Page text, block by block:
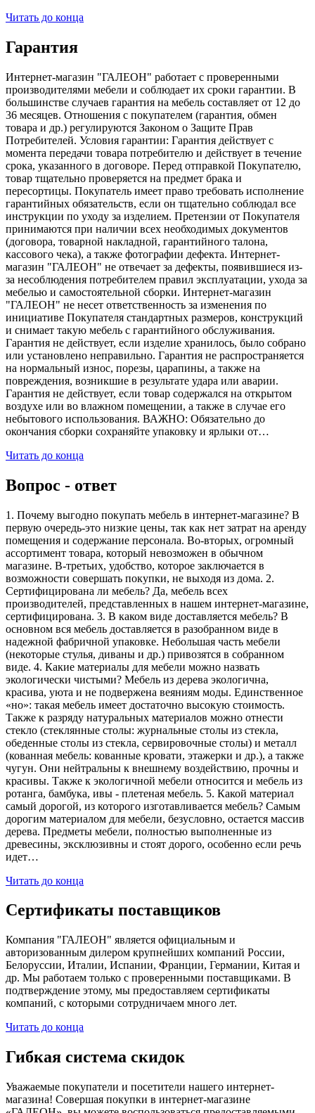
Читать до конца
Гарантия
Интернет-магазин "ГАЛЕОН" работает с проверенными
производителями мебели и соблюдает их сроки гарантии. В
большинстве случаев гарантия на мебель составляет от 12 до
36 месяцев. Отношения с покупателем (гарантия, обмен
товара и др.) регулируются Законом о Защите Прав
Потребителей. Условия гарантии: Гарантия действует с
момента передачи товара потребителю и действует в течение
срока, указанного в договоре. Перед отправкой Покупателю,
товар тщательно проверяется на предмет брака и
пересортицы. Покупатель имеет право требовать исполнение
гарантийных обязательств, если он тщательно соблюдал все
инструкции по уходу за изделием. Претензии от Покупателя
принимаются при наличии всех необходимых документов
(договора, товарной накладной, гарантийного талона,
кассового чека), а также фотографии дефекта. Интернет-
магазин "ГАЛЕОН" не отвечает за дефекты, появившиеся из-
за несоблюдения потребителем правил эксплуатации, ухода за
мебелью и самостоятельной сборки. Интернет-магазин
"ГАЛЕОН" не несет ответственность за изменения по
инициативе Покупателя стандартных размеров, конструкций
и снимает такую мебель с гарантийного обслуживания.
Гарантия не действует, если изделие хранилось, было собрано
или установлено неправильно. Гарантия не распространяется
на нормальный износ, порезы, царапины, а также на
повреждения, возникшие в результате удара или аварии.
Гарантия не действует, если товар содержался на открытом
воздухе или во влажном помещении, а также в случае его
небытового использования. ВАЖНО: Обязательно до
окончания сборки сохраняйте упаковку и ярлыки от…
Читать до конца
Вопрос - ответ
1. Почему выгодно покупать мебель в интернет-магазине? В
первую очередь-это низкие цены, так как нет затрат на аренду
помещения и содержание персонала. Во-вторых, огромный
ассортимент товара, который невозможен в обычном
магазине. В-третьих, удобство, которое заключается в
возможности совершать покупки, не выходя из дома. 2.
Сертифицирована ли мебель? Да, мебель всех
производителей, представленных в нашем интернет-магазине,
сертифицирована. 3. В каком виде доставляется мебель? В
основном вся мебель доставляется в разобранном виде в
надежной фабричной упаковке. Небольшая часть мебели
(некоторые стулья, диваны и др.) привозятся в собранном
виде. 4. Какие материалы для мебели можно назвать
экологически чистыми? Мебель из дерева экологична,
красива, уюта и не подвержена веяниям моды. Единственное
«но»: такая мебель имеет достаточно высокую стоимость.
Также к разряду натуральных материалов можно отнести
стекло (стеклянные столы: журнальные столы из стекла,
обеденные столы из стекла, сервировочные столы) и металл
(кованная мебель: кованные кровати, этажерки и др.), а также
чугун. Они нейтральны к внешнему воздействию, прочны и
красивы. Также к экологичной мебели относится и мебель из
ротанга, бамбука, ивы - плетеная мебель. 5. Какой материал
самый дорогой, из которого изготавливается мебель? Самым
дорогим материалом для мебели, безусловно, остается массив
дерева. Предметы мебели, полностью выполненные из
древесины, эксклюзивны и стоят дорого, особенно если речь
идет…
Читать до конца
Сертификаты поставщиков
Компания "ГАЛЕОН" является официальным и
авторизованным дилером крупнейших компаний России,
Белоруссии, Италии, Испании, Франции, Германии, Китая и
др. Мы работаем только с проверенными поставщиками. В
подтверждение этому, мы предоставляем сертификаты
компаний, с которыми сотрудничаем много лет.
Читать до конца
Гибкая система скидок
Уважаемые покупатели и посетители нашего интернет-
магазина! Совершая покупки в интернет-магазине